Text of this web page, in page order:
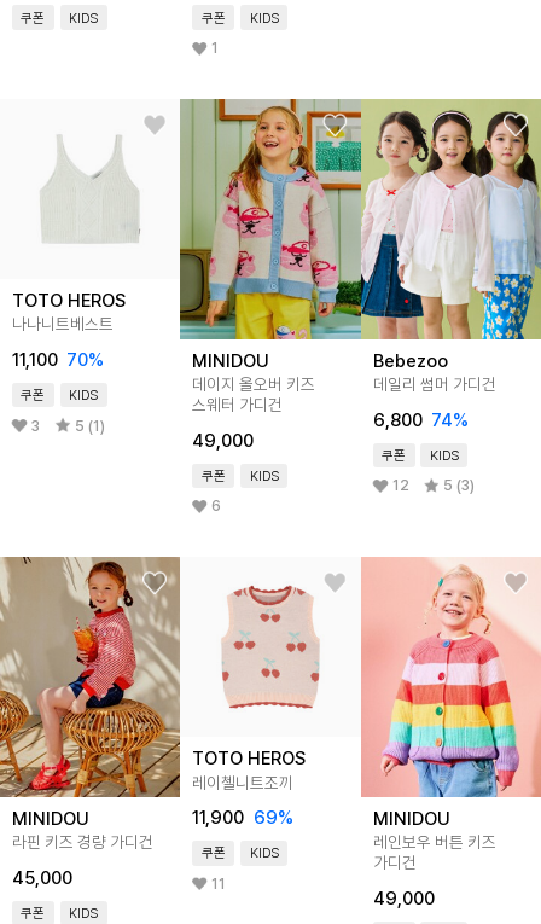
쿠폰 KIDS 쿠폰 KIDS
1
TOTO HEROS
나나니트베스트
11,100 70%
쿠폰 KIDS
3 5 (1)
MINIDOU
데이지 올오버 키즈
스웨터 가디건
49,000
쿠폰 KIDS
6
Bebezoo
데일리 썸머 가디건
6,800 74%
쿠폰 KIDS
12 5 (3)
MINIDOU
라핀 키즈 경량 가디건
45,000
쿠폰 KIDS
TOTO HEROS
레이첼니트조끼
11,900 69%
쿠폰 KIDS
11
MINIDOU
레인보우 버튼 키즈
가디건
49,000